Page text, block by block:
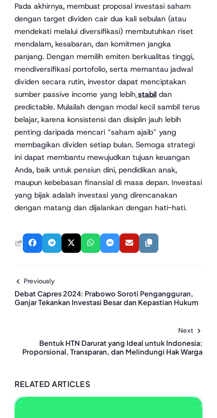
Pada akhirnya, membuat proposal investasi saham
dengan target dividen cair dua kali sebulan (atau
mendekati melalui diversifikasi) membutuhkan riset
mendalam, kesabaran, dan komitmen jangka
panjang. Dengan memilih emiten berkualitas tinggi,
mendiversifikasi portofolio, serta memantau jadwal
dividen secara rutin, investor dapat menciptakan
sumber passive income yang lebih stabil dan
predictable. Mulailah dengan modal kecil sambil terus
belajar, karena konsistensi dan disiplin jauh lebih
penting daripada mencari “saham ajaib” yang
membagikan dividen setiap bulan. Semoga strategi
ini dapat membantu mewujudkan tujuan keuangan
Anda, baik untuk pensiun dini, pendidikan anak,
maupun kebebasan finansial di masa depan. Investasi
yang bijak adalah investasi yang direncanakan
dengan matang dan dijalankan dengan hati-hati.
Previously
Debat Capres 2024: Prabowo Soroti Pengangguran,
Ganjar Tekankan Investasi Besar dan Kepastian Hukum
Next
Bentuk HTN Darurat yang Ideal untuk Indonesia:
Proporsional, Transparan, dan Melindungi Hak Warga
RELATED ARTICLES